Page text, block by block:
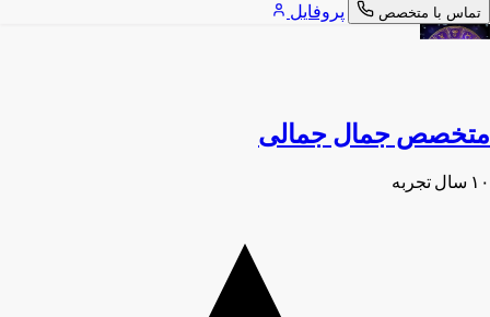
تماس با متخصص پروفایل
متخصص جمال جمالی
۱۰ سال تجربه